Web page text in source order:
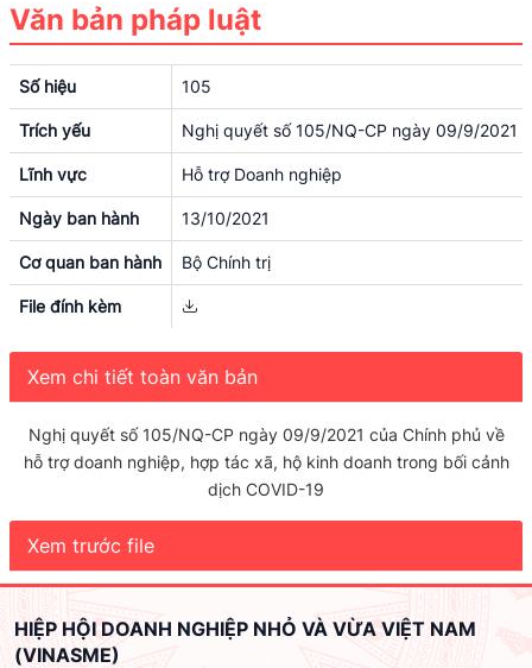
Văn bản pháp luật
Số hiệu 105
Trích yếu Nghị quyết số 105/NQ-CP ngày 09/9/2021
Lĩnh vực Hỗ trợ Doanh nghiệp
Ngày ban hành 13/10/2021
Cơ quan ban hành Bộ Chính trị
File đính kèm
Xem chi tiết toàn văn bản
Nghị quyết số 105/NQ-CP ngày 09/9/2021 của Chính phủ về
hỗ trợ doanh nghiệp, hợp tác xã, hộ kinh doanh trong bối cảnh
dịch COVID-19
Xem trước file
HIỆP HỘI DOANH NGHIỆP NHỎ VÀ VỪA VIỆT NAM
(VINASME)